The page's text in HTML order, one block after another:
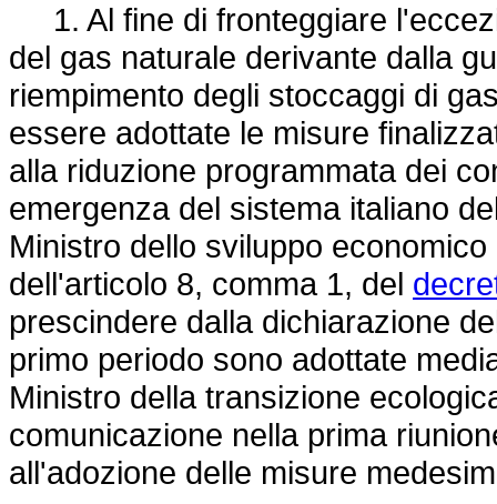
1. Al fine di fronteggiare
del gas naturale derivante dalla
riempimento degli stoccaggi di
essere adottate le misure
alla riduzione programmata dei
emergenza del sistema italiano
Ministro dello sviluppo
dell'articolo 8, comma 1, del
prescindere dalla dichiarazione
primo periodo sono adottate
Ministro della transizione
comunicazione nella prima
all'adozione delle misure